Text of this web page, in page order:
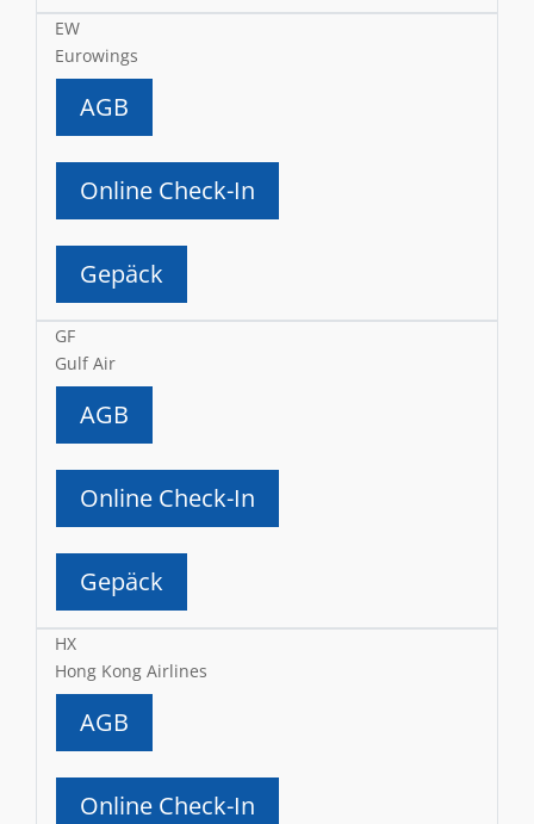
EW
Eurowings
AGB
Online Check-In
Gepäck
GF
Gulf Air
AGB
Online Check-In
Gepäck
HX
Hong Kong Airlines
AGB
Online Check-In